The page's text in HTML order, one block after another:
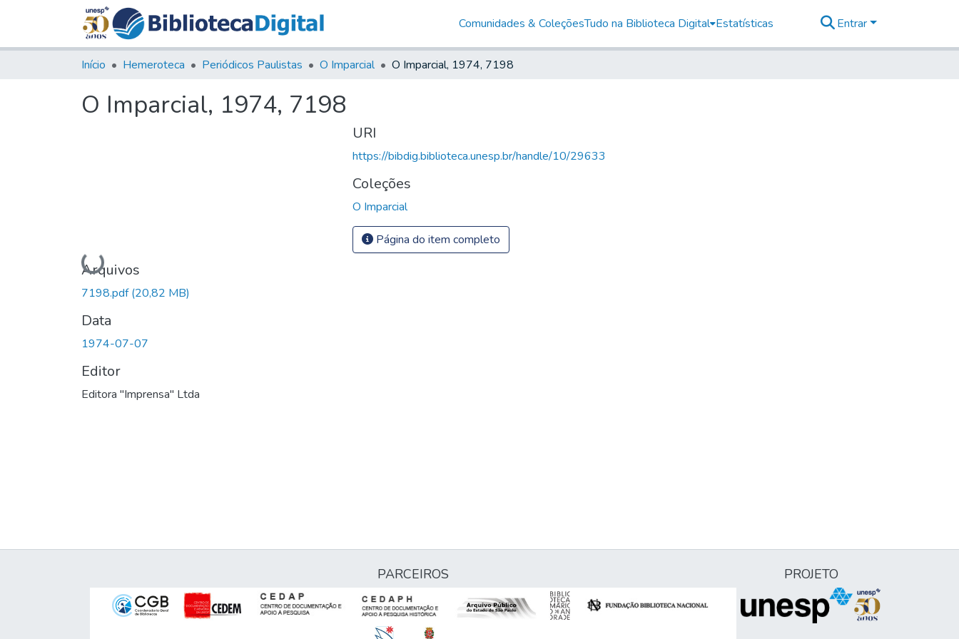
Comunidades & ColeçõesTudo na Biblioteca Digital Estatísticas Entrar
Início Hemeroteca Periódicos Paulistas O Imparcial O Imparcial, 1974, 7198
O Imparcial, 1974, 7198
Carregando...
Arquivos
7198.pdf(20,82 MB)
Data
1974-07-07
Editor
Editora "Imprensa" Ltda
URI
https://bibdig.biblioteca.unesp.br/handle/10/29633
Coleções
O Imparcial
Página do item completo
PARCEIROS PROJETO